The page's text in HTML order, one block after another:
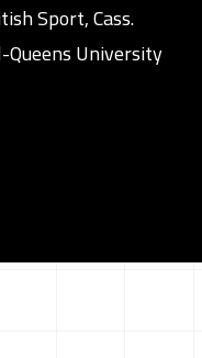
Sport, Cass.
Queens University